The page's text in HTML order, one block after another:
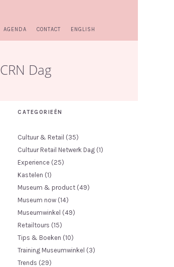
AGENDA CONTACT ENGLISH
CRN Dag
CATEGORIEËN
Cultuur & Retail (35)
Cultuur Retail Netwerk Dag (1)
Experience (25)
Kastelen (1)
Museum & product (49)
Museum now (14)
Museumwinkel (49)
Retailtours (15)
Tips & Boeken (10)
Training Museumwinkel (3)
Trends (29)